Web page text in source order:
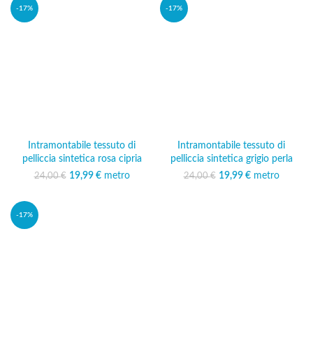
-17%
Intramontabile tessuto di
pelliccia sintetica rosa cipria
24,00€
Il prezzo originale
19,99 €
Il prezzo
metro
-17%
Intramontabile tessuto di
pelliccia sintetica grigio perla
24,00€
Il prezzo originale
19,99 €
Il prezzo
metro
-17%